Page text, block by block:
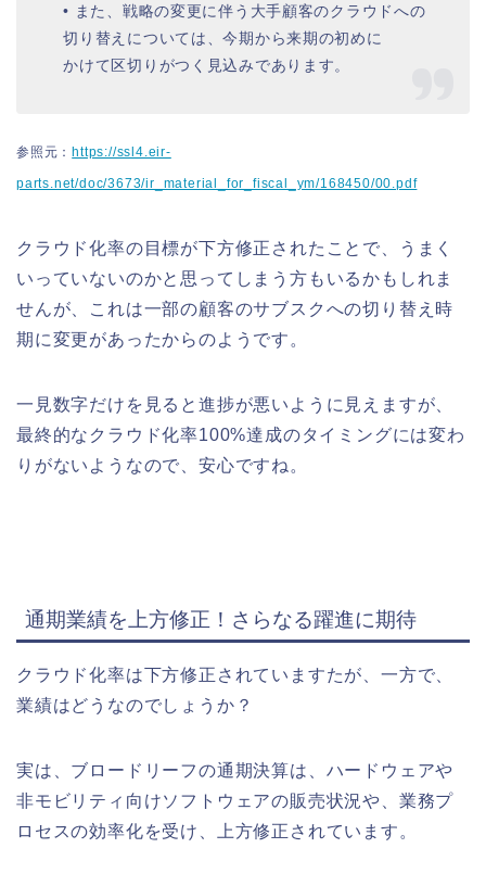
• また、戦略の変更に伴う⼤⼿顧客のクラウドへの
切り替えについては、今期から来期の初めに
かけて区切りがつく⾒込みであります。
参照元：https://ssl4.eir-
parts.net/doc/3673/ir_material_for_fiscal_ym/168450/00.pdf
クラウド化率の目標が下方修正されたことで、うまく
いっていないのかと思ってしまう方もいるかもしれま
せんが、これは⼀部の顧客のサブスクへの切り替え時
期に変更があったからのようです。
一見数字だけを見ると進捗が悪いように見えますが、
最終的なクラウド化率100%達成のタイミングには変わ
りがないようなので、安心ですね。
通期業績を上方修正！さらなる躍進に期待
クラウド化率は下方修正されていますたが、一方で、
業績はどうなのでしょうか？
実は、ブロードリーフの通期決算は、ハードウェアや
非モビリティ向けソフトウェアの販売状況や、業務プ
ロセスの効率化を受け、上方修正されています。